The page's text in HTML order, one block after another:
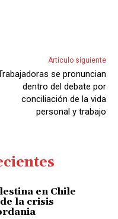
Artículo siguiente
se pronuncian
dentro del debate por
conciliación de la vida
personal y trabajo
en Chile
la crisis